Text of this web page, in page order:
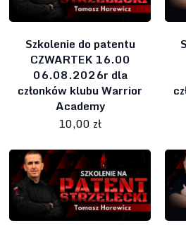
Szkolenie do patentu
CZWARTEK 16.00
06.08.2026r dla
członków klubu Warrior
Academy
10,00 zł